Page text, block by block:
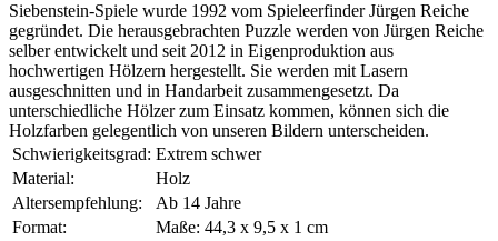
Siebenstein-Spiele wurde 1992 vom Spieleerfinder Jürgen Reiche
gegründet. Die herausgebrachten Puzzle werden von Jürgen Reiche
selber entwickelt und seit 2012 in Eigenproduktion aus
hochwertigen Hölzern hergestellt. Sie werden mit Lasern
ausgeschnitten und in Handarbeit zusammengesetzt. Da
unterschiedliche Hölzer zum Einsatz kommen, können sich die
Holzfarben gelegentlich von unseren Bildern unterscheiden.
Schwierigkeitsgrad: Extrem schwer
Material:
Holz
Altersempfehlung:
Ab 14 Jahre
Format:
Maße: 44,3 x 9,5 x 1 cm